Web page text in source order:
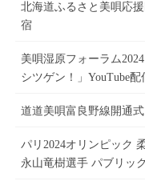
北海道ふるさと美唄応
宿
美唄湿原フォーラム
シツゲン！」YouTube配
道道美唄富良野線開通
パリ2024オリンピック
永山竜樹選手 パブリッ